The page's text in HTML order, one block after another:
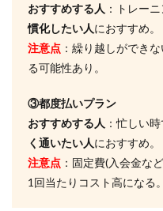
しま
せん
か？
5.5
Q5.食
限が
厳し
いで
す
か？
5.6
おすすめする人 ：トレー
慣化したい人におすすめ。
注意点 ：繰り越しができ
る可能性あり。
③都度払いプラン
おすすめする人 ：忙しい
く通いたい人におすすめ。
注意点 ：固定費(入会金な
1回当たりコスト高になる。